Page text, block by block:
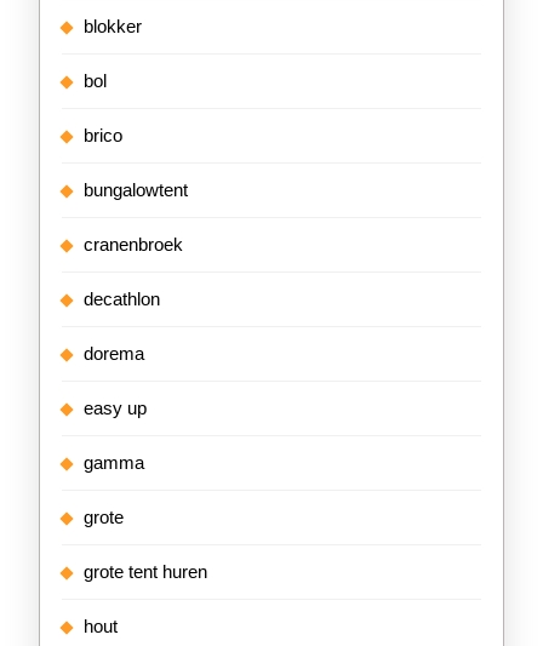
blokker
bol
brico
bungalowtent
cranenbroek
decathlon
dorema
easy up
gamma
grote
grote tent huren
hout